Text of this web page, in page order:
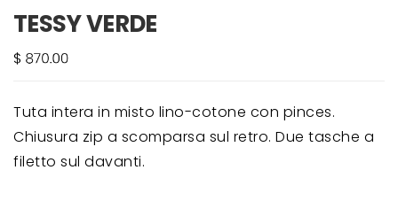
TESSY VERDE
Tuta intera in misto lino-cotone con pinces.
Chiusura zip a scomparsa sul retro. Due tasche a
filetto sul davanti.